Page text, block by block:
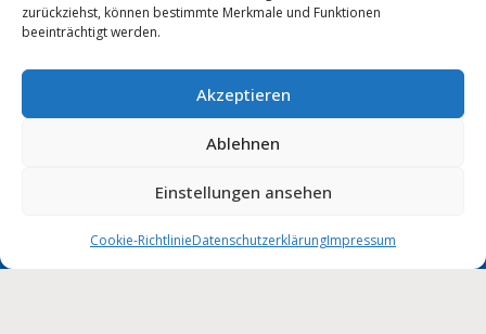
zurückziehst, können bestimmte Merkmale und Funktionen
beeinträchtigt werden.
Akzeptieren
Ablehnen
Einstellungen ansehen
Cookie-RichtlinieDatenschutzerklärungImpressum
Anmelden
Barrierefreiheit
Stadt Wolmirstedt | 2026
Nachrichten
direkt auf Ihr Handy